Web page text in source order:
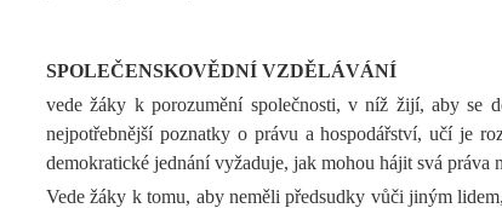
SPOLEČENSKOVĚDNÍ VZDĚLÁVÁNÍ
vede žáky k porozumění společnosti, v níž žijí, aby se
nejpotřebnější poznatky o právu a hospodářství, učí je
demokratické jednání vyžaduje, jak mohou hájit svá
Vede žáky k tomu, aby neměli předsudky vůči jiným